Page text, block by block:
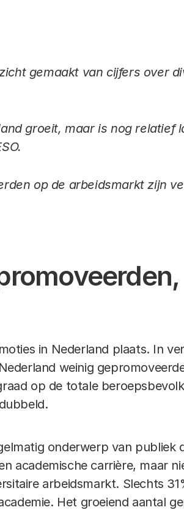
gemaakt van cijfers over
groeit, maar is nog relatief
op de arbeidsmarkt zijn
in Nederland plaats. In
weinig
op de totale
onderwerp van publiek
academische carrière, maar
arbeidsmarkt. Slechts
Het groeiend aantal